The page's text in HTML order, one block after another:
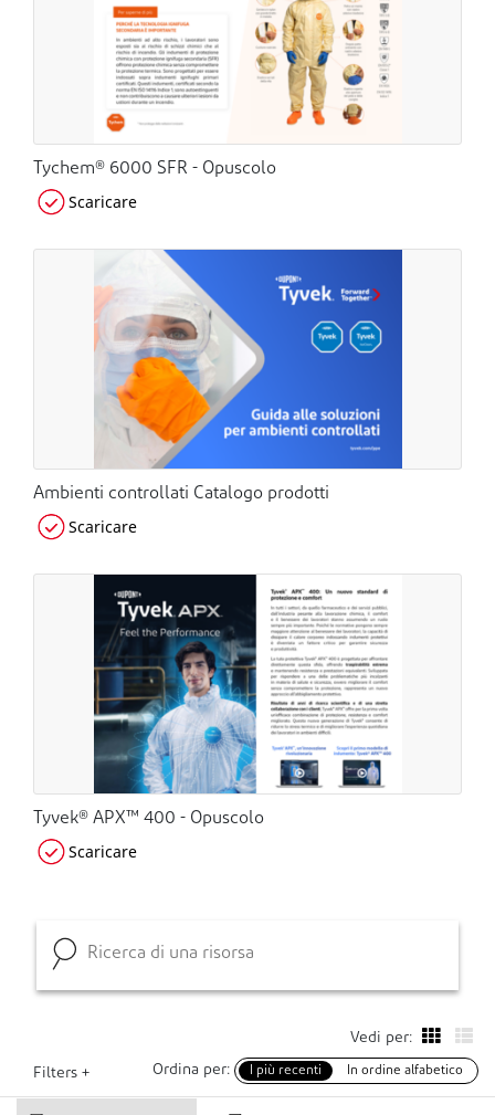
Tychem® 6000 SFR - Opuscolo
Scaricare
Ambienti controllati Catalogo prodotti
Scaricare
Tyvek® APX™ 400 - Opuscolo
Scaricare
Filters +
Vedi per:
Ordina per:
I più recenti In ordine alfabetico